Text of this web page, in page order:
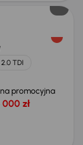
2.0 TDI
promocyjna
000 zł